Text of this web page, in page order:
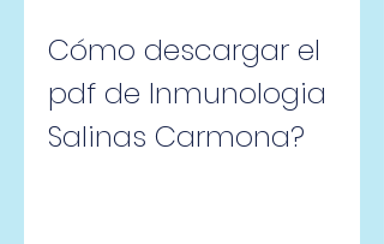
Cómo descargar el
pdf de Inmunologia
Salinas Carmona?